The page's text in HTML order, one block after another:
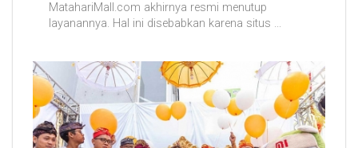
MatahariMall.com akhirnya resmi menutup
layanannya. Hal ini disebabkan karena situs ...